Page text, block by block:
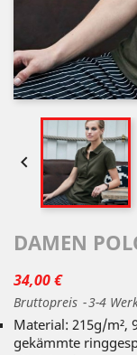

DAMEN
34,00 €
Bruttopreis 3-4
Material: 215g/m²,
gekämmte